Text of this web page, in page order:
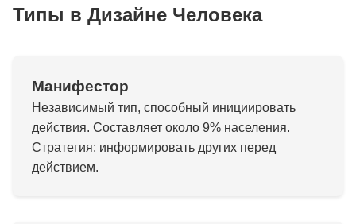
Типы в Дизайне Человека
Манифестор
Независимый тип, способный инициировать
действия. Составляет около 9% населения.
Стратегия: информировать других перед
действием.